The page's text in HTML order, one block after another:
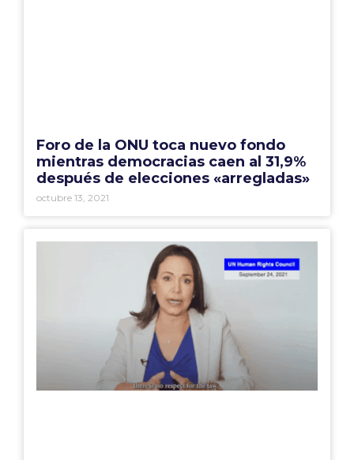
Foro de la ONU toca nuevo fondo
mientras democracias caen al 31,9%
después de elecciones «arregladas»
octubre 13, 2021